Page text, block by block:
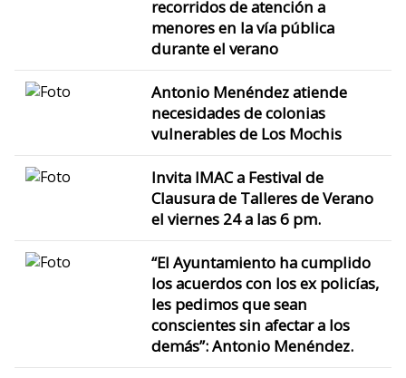
recorridos de atención a
menores en la vía pública
durante el verano
Antonio Menéndez atiende
necesidades de colonias
vulnerables de Los Mochis
Invita IMAC a Festival de
Clausura de Talleres de Verano
el viernes 24 a las 6 pm.
“El Ayuntamiento ha cumplido
los acuerdos con los ex policías,
les pedimos que sean
conscientes sin afectar a los
demás”: Antonio Menéndez.